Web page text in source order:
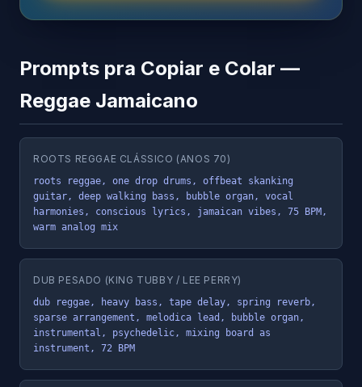
Prompts pra Copiar e Colar —
Reggae Jamaicano
ROOTS REGGAE CLÁSSICO (ANOS 70)
roots reggae, one drop drums, offbeat skanking
guitar, deep walking bass, bubble organ, vocal
harmonies, conscious lyrics, jamaican vibes, 75 BPM,
warm analog mix
DUB PESADO (KING TUBBY / LEE PERRY)
dub reggae, heavy bass, tape delay, spring reverb,
sparse arrangement, melodica lead, bubble organ,
instrumental, psychedelic, mixing board as
instrument, 72 BPM